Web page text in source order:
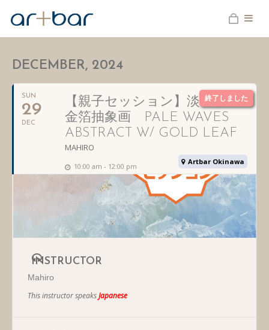
DECEMBER, 2024
SUN
29
DEC
終了しました
【親子セッション】淡い波の
金箔抽象画 PALE WAVES
ABSTRACT W/ GOLD LEAF
MAHIRO
10:00 am - 12:00 pm
Artbar Okinawa
INSTRUCTOR
Mahiro
This instructor speaksJapanese